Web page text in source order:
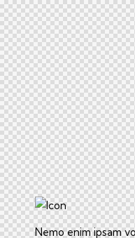
Nemo enim ipsam